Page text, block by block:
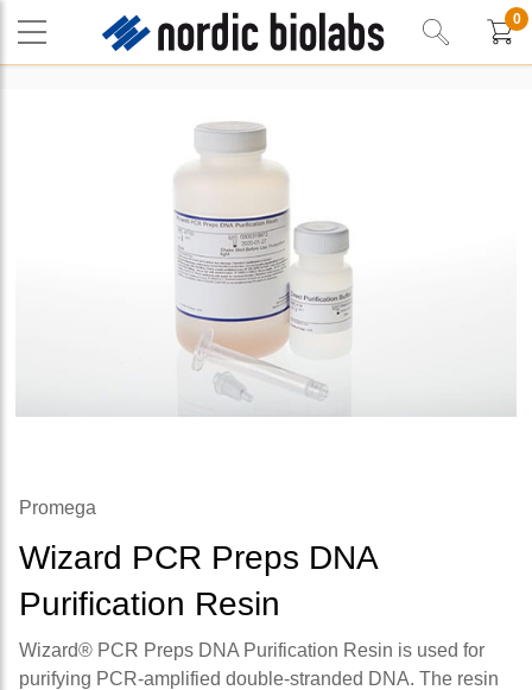
0
Promega
Wizard PCR Preps DNA
Purification Resin
Wizard® PCR Preps DNA Purification Resin is used for
purifying PCR-amplified double-stranded DNA. The resin